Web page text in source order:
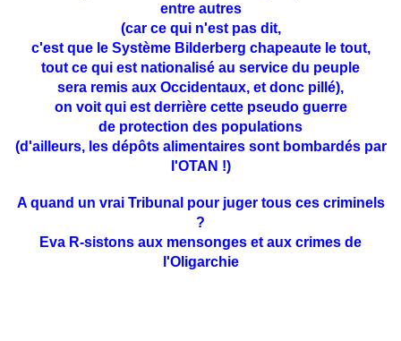
entre autres
(car ce qui n'est pas dit,
c'est que le Système Bilderberg chapeaute le tout,
tout ce qui est nationalisé au service du peuple
sera remis aux Occidentaux, et donc pillé),
on voit qui est derrière cette pseudo guerre
de protection des populations
(d'ailleurs, les dépôts alimentaires sont bombardés par
l'OTAN !)
A quand un vrai Tribunal pour juger tous ces criminels
?
Eva R-sistons aux mensonges et aux crimes de
l'Oligarchie